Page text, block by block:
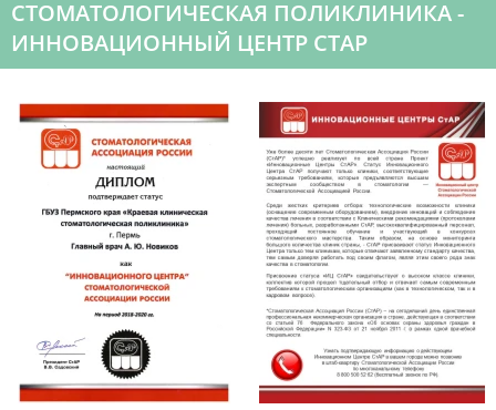
СТОМАТОЛОГИЧЕСКАЯ ПОЛИКЛИНИКА -
ИННОВАЦИОННЫЙ ЦЕНТР СТАР